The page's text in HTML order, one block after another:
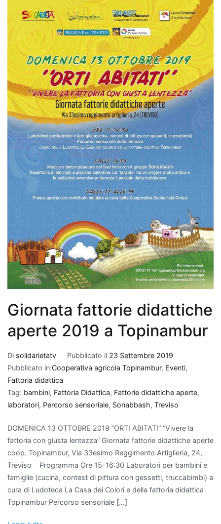
Giornata fattorie didattiche
aperte 2019 a Topinambur
Di solidarietatv Pubblicato il 23 Settembre 2019
Pubblicato in:Cooperativa agricola Topinambur, Eventi,
Fattoria didattica
Tag: bambini, Fattoria Didattica, Fattorie didattiche aperte,
laboratori, Percorso sensoriale, Sonabbash, Treviso
DOMENICA 13 OTTOBRE 2019 “ORTI ABITATI” “Vivere la
fattoria con giusta lentezza” Giornata fattorie didattiche aperte
coop. Topinambur, Via 33esimo Reggimento Artiglieria, 24,
Treviso Programma Ore 15-16:30 Laboratori per bambini e
famiglie (cucina, contest di pittura con gessetti, truccabimbi) a
cura di Ludoteca La Casa dei Colori e della fattoria didattica
Topinambur Percorso sensoriale […]